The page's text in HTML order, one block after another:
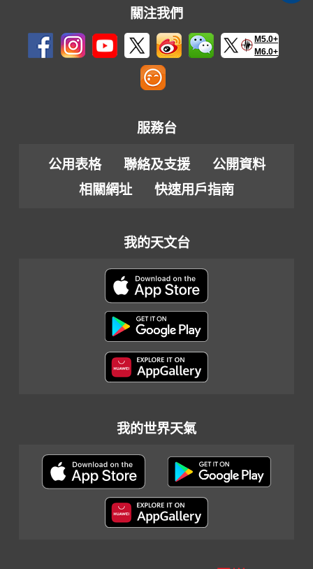
關注我們
M5.0+
M6.0+
服務台
公用表格 聯絡及支援
公開資料
相關網址
快速用戶指南
我的天文台
我的世界天氣